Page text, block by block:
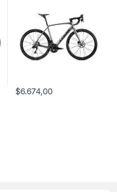
variantes. Las opciones se
$6.674,00
Este producto tiene múltiples